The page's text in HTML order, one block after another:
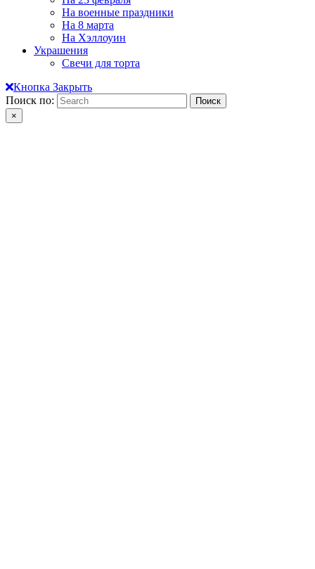
На военные праздники
На 8 марта
На Хэллоуин
Украшения
Свечи для торта
Кнопка Закрыть
Поиск по:
×